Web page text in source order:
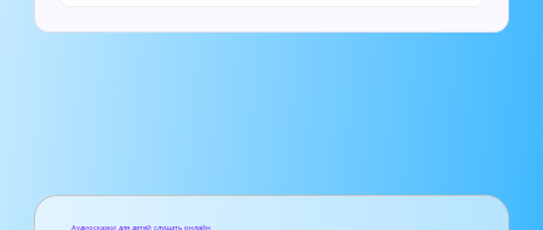
Аудиосказки для детей слушать онлайн